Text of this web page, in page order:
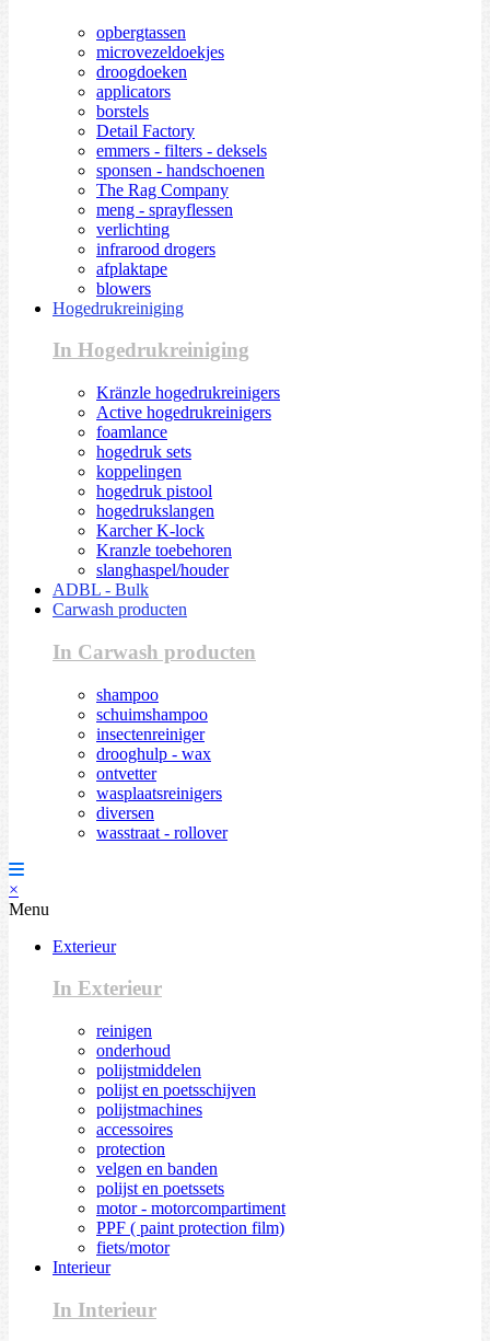
opbergtassen
microvezeldoekjes
droogdoeken
applicators
borstels
Detail Factory
emmers - filters - deksels
sponsen - handschoenen
The Rag Company
meng - sprayflessen
verlichting
infrarood drogers
afplaktape
blowers
Hogedrukreiniging
In Hogedrukreiniging
Kränzle hogedrukreinigers
Active hogedrukreinigers
foamlance
hogedruk sets
koppelingen
hogedruk pistool
hogedrukslangen
Karcher K-lock
Kranzle toebehoren
slanghaspel/houder
ADBL - Bulk
Carwash producten
In Carwash producten
shampoo
schuimshampoo
insectenreiniger
drooghulp - wax
ontvetter
wasplaatsreinigers
diversen
wasstraat - rollover
×
Menu
Exterieur
In Exterieur
reinigen
onderhoud
polijstmiddelen
polijst en poetsschijven
polijstmachines
accessoires
protection
velgen en banden
polijst en poetssets
motor - motorcompartiment
PPF ( paint protection film)
fiets/motor
Interieur
In Interieur